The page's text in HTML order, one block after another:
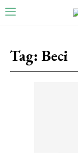
Tag: Beci